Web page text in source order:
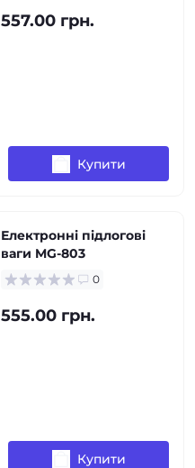
557.00 грн.
Купити
Електронні підлогові
ваги MG-803
0
555.00 грн.
Купити